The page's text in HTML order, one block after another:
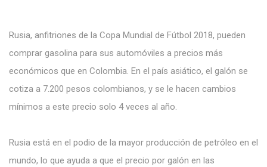
Rusia, anfitriones de la Copa Mundial de Fútbol 2018, pueden
comprar gasolina para sus automóviles a precios más
económicos que en Colombia. En el país asiático, el galón se
cotiza a 7.200 pesos colombianos, y se le hacen cambios
mínimos a este precio solo 4 veces al año.
Rusia está en el podio de la mayor producción de petróleo en el
mundo, lo que ayuda a que el precio por galón en las